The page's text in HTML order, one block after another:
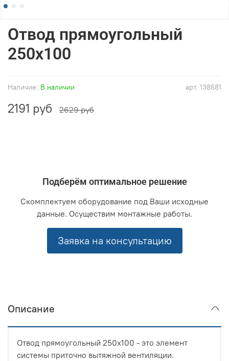
арт. 138681
Наличие: В наличии
Отвод прямоугольный
250x100
2191 руб 2629 руб
Подберём оптимальное решение
Скомплектуем оборудование под Ваши исходные
данные. Осуществим монтажные работы.
Заявка на консультацию
Описание
Отвод прямоугольный 250x100 - это элемент
системы приточно вытяжной вентиляции.